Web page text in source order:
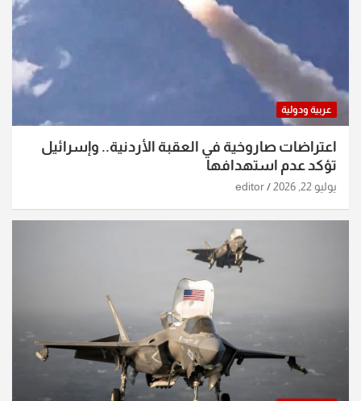
عربية ودولية
اعتراضات صاروخية في العقبة الأردنية.. وإسرائيل
تؤكد عدم استهدافها
يوليو 22, 2026 editor